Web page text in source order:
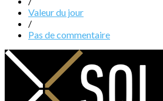
Valeur du jour
/
Pas de commentaire